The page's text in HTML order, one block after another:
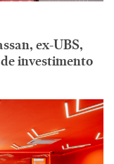
ex-UBS,
investimento